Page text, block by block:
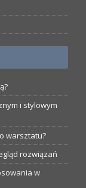
i stylowym
warsztatu?
rozwiązań
w